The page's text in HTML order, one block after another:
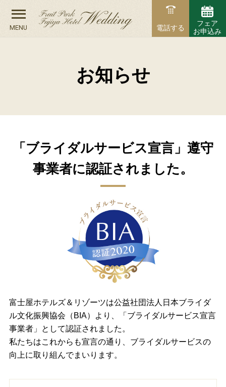
ブライダルフェア
ウエディングプラン
挙式
ドレス・アイテム
フルーツパーク富士屋ホテルWebサイトへ
MENU
フェア
お申込み
電話する
お知らせ
「ブライダルサービス宣言」遵守
事業者に認証されました。
富士屋ホテルズ＆リゾーツは公益社団法人日本ブライダ
ル文化振興協会（BIA）より、「ブライダルサービス宣言
事業者」として認証されました。
私たちはこれからも宣言の通り、ブライダルサービスの
向上に取り組んでまいります。